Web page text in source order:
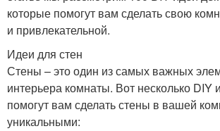
которые помогут вам сделать свою
и привлекательной.
Идеи для стен
Стены – это один из самых важных
интерьера комнаты. Вот несколько DIY
помогут вам сделать стены в вашей
уникальными: